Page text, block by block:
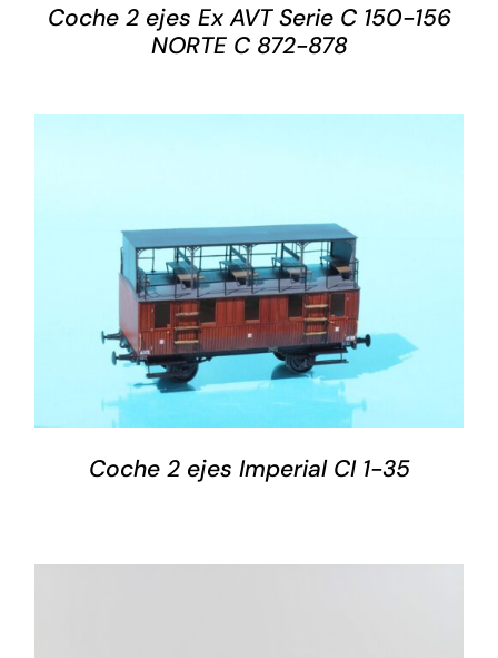
Coche 2 ejes Ex AVT Serie C 150-156
NORTE C 872-878
DETALLES
Coche 2 ejes Imperial CI 1-35